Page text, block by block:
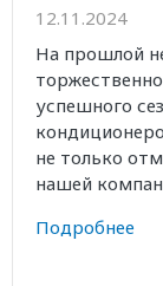
12.11.2024
На прошлой
успешного
не только
нашей
Подробнее